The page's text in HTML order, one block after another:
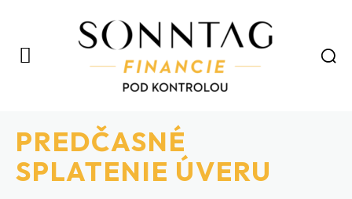
PREDČASNÉ
SPLATENIE ÚVERU